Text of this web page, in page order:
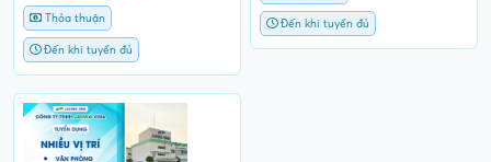
Thỏa thuận
Đến khi tuyển đủ
Đến khi tuyển đủ